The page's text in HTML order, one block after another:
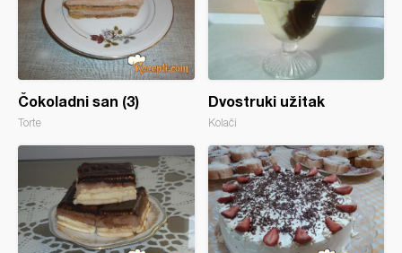
Čokoladni san (3)
Torte
Dvostruki užitak
Kolači